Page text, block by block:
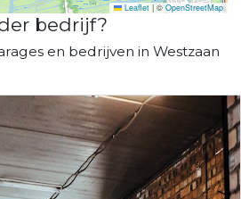
Leaflet |©OpenStreetMap
bedrijf?
en bedrijven in Westzaan